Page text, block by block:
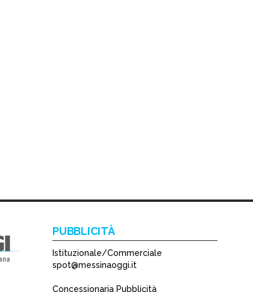
PUBBLICITÀ
Istituzionale/Commerciale
spot@messinaoggi.it
Concessionaria Pubblicità